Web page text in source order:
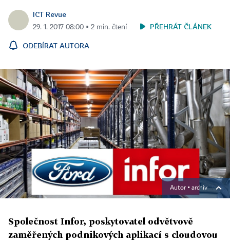
ICT Revue
29. 1. 2017 08:00 ▪ 2 min. čtení PŘEHRÁT ČLÁNEK
ODEBÍRAT AUTORA
Autor ▪ archiv
Společnost Infor, poskytovatel odvětvově
zaměřených podnikových aplikací s cloudovou